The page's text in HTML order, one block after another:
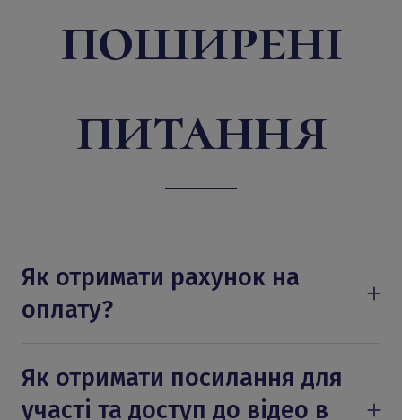
поширені
питання
Як отримати рахунок на
оплату?
після цього ви отримаєте лист на вказану
електронну адресу з детальними
Як отримати посилання для
участі та доступ до відео в